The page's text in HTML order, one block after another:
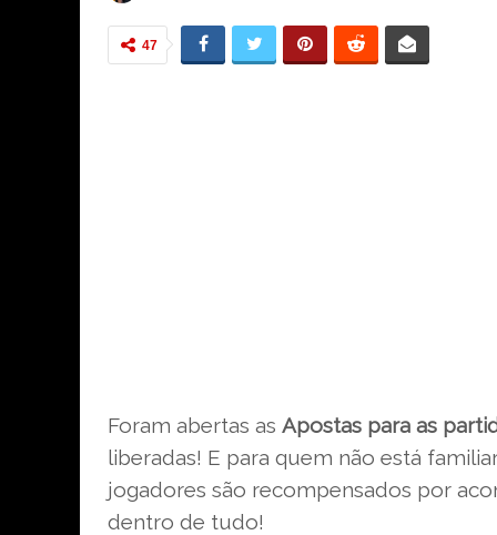
47
Foram abertas as Apostas para as
liberadas! E para quem não está
jogadores são recompensados por
dentro de tudo!